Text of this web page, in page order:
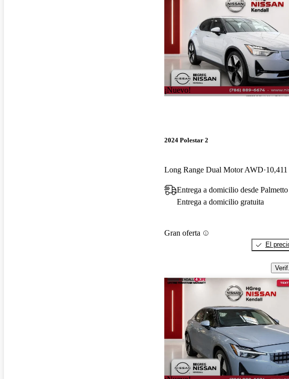
¡Nuevo!
2024 Polestar 2
Long Range Dual Motor AWD
Entrega a domicilio desde
Entrega a domicilio gratuita
Gran oferta
El